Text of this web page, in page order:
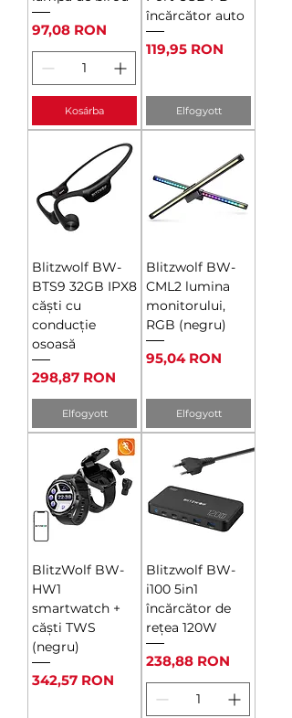
Ár
97,08 RON
Kosárba
încărcător auto
Ár
119,95 RON
Elfogyott
Blitzwolf BW-
BTS9 32GB IPX8
căști cu
conducție
osoasă
Ár
298,87 RON
Elfogyott
Blitzwolf BW-
CML2 lumina
monitorului,
RGB (negru)
Ár
95,04 RON
Elfogyott
BlitzWolf BW-
HW1
smartwatch +
căști TWS
(negru)
Ár
342,57 RON
Blitzwolf BW-
i100 5in1
încărcător de
rețea 120W
Ár
238,88 RON